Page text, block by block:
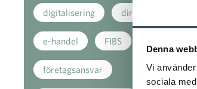
Denna
Vi
sociala
digitalisering direkt stöd
e-handel FIBS
företagsansvar